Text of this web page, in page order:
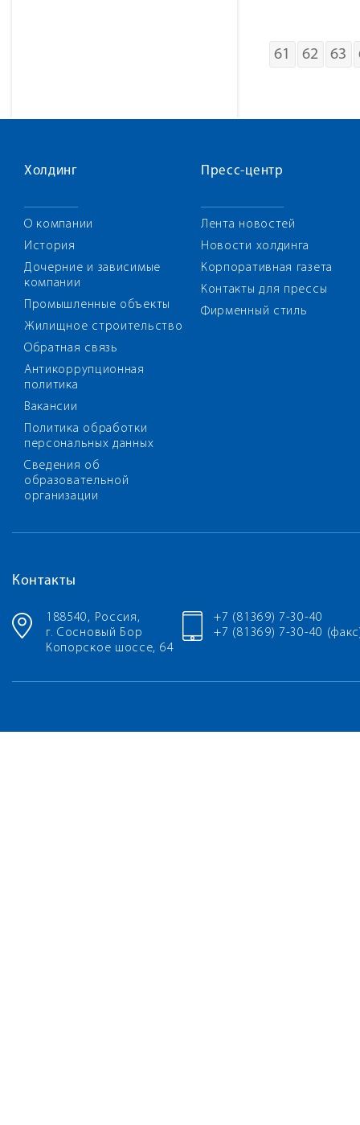
61 62 63
Холдинг
О компании
История
Дочерние и зависимые
компании
Промышленные объекты
Жилищное строительство
Обратная связь
Антикоррупционная
политика
Вакансии
Политика обработки
персональных данных
Сведения об
образовательной
организации
Пресс-центр
Лента новостей
Новости холдинга
Корпоративная газета
Контакты для прессы
Фирменный стиль
Контакты
188540, Россия,
г. Сосновый Бор
Копорское шоссе, 64
+7 (81369) 7-30-40
+7 (81369) 7-30-40